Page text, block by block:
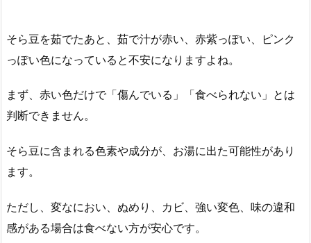
そら豆を茹でたあと、茹で汁が赤い、赤紫っぽい、ピンク
っぽい色になっていると不安になりますよね。
まず、赤い色だけで「傷んでいる」「食べられない」とは
判断できません。
そら豆に含まれる色素や成分が、お湯に出た可能性があり
ます。
ただし、変なにおい、ぬめり、カビ、強い変色、味の違和
感がある場合は食べない方が安心です。